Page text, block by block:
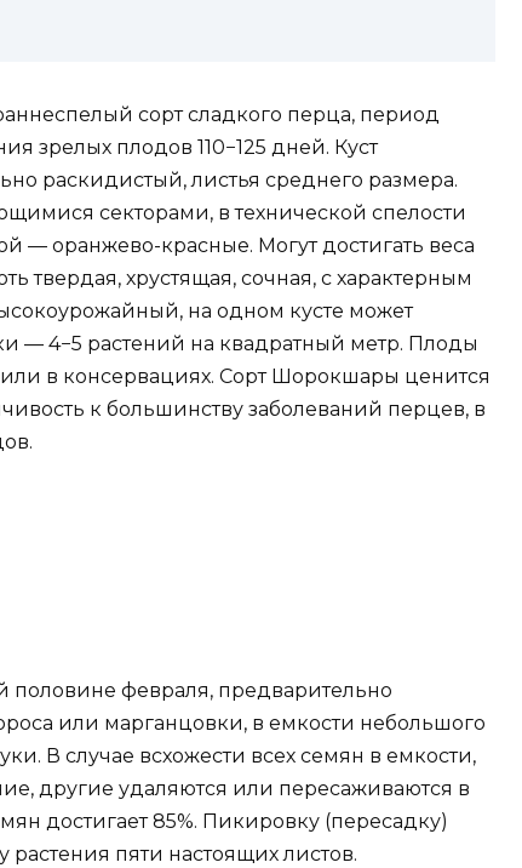
сорт сладкого перца, период
зрелых плодов 110−125 дней. Куст
раскидистый, листья среднего размера.
секторами, в технической спелости
— оранжево-красные. Могут достигать веса
твердая, хрустящая, сочная, с характерным
на одном кусте может
— 4−5 растений на квадратный метр. Плоды
в консервациях. Сорт Шорокшары ценится
к большинству заболеваний перцев, в
половине февраля, предварительно
или марганцовки, в емкости небольшого
В случае всхожести всех семян в емкости,
другие удаляются или пересаживаются в
достигает 85%. Пикировку (пересадку)
пяти настоящих листов.